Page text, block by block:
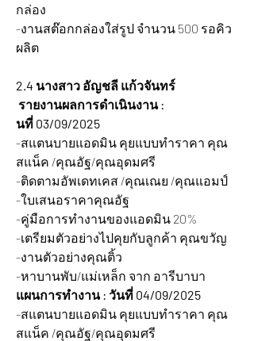
กล่อง
-งานสต๊อกกล่องใส่รูป จำนวน 500 รอคิว
ผลิต
2.4 นางสาว อัญชลี แก้วจันทร์
รายงานผลการดำเนินงาน :
นที่ 03/09/2025
-สแตนบายแอดมิน คุยแบบทำราคา คุณ
สแน็ค /คุณอัฐ/คุณอุดมศรี
-ติดตามอัพเดทเคส /คุณเณย /คุณแอมป์
-ใบเสนอราคาคุณอัฐ
-คู่มือการทำงานของแอดมิน 20%
-เตรียมตัวอย่างไปคุยกับลูกค้า คุณขวัญ
-งานตัวอย่างคุณติ้ว
-หาบานพับ/แม่เหล็ก จาก อารีบาบา
แผนการทำงาน : วันที่ 04/09/2025
-สแตนบายแอดมิน คุยแบบทำราคา คุณ
สแน็ค /คุณอัฐ/คุณอุดมศรี